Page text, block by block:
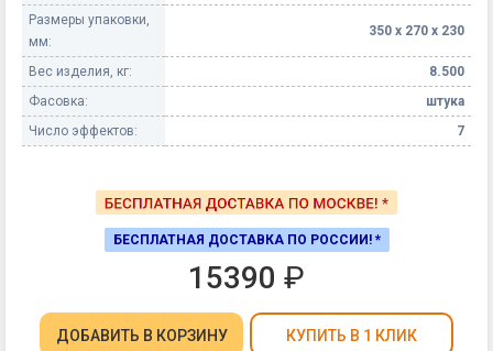
Размеры упаковки,
мм:
350 х 270 х 230
Вес изделия, кг:
8.500
Фасовка:
штука
Число эффектов:
7
БЕСПЛАТНАЯ ДОСТАВКА ПО РОССИИ! *
15390 ₽
ДОБАВИТЬ В КОРЗИНУ КУПИТЬ В 1 КЛИК